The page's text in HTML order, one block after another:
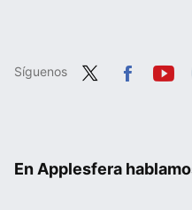
Síguenos
En Applesfera